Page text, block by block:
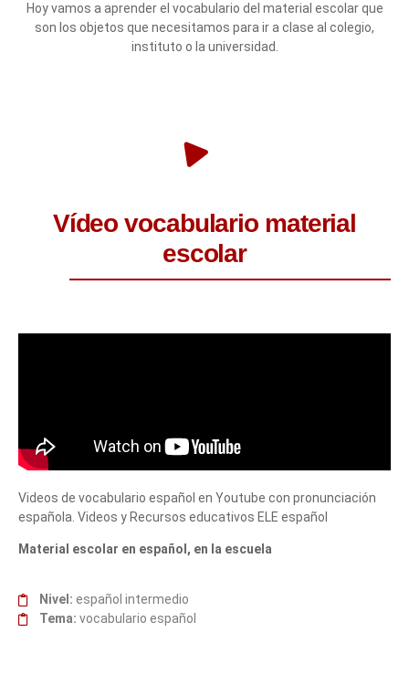
Hoy vamos a aprender el vocabulario del material escolar que
son los objetos que necesitamos para ir a clase al colegio,
instituto o la universidad.
Vídeo vocabulario material
escolar
Videos de vocabulario español en Youtube con pronunciación
española. Videos y Recursos educativos ELE español
Material escolar en español, en la escuela
Nivel: español intermedio
Tema: vocabulario español